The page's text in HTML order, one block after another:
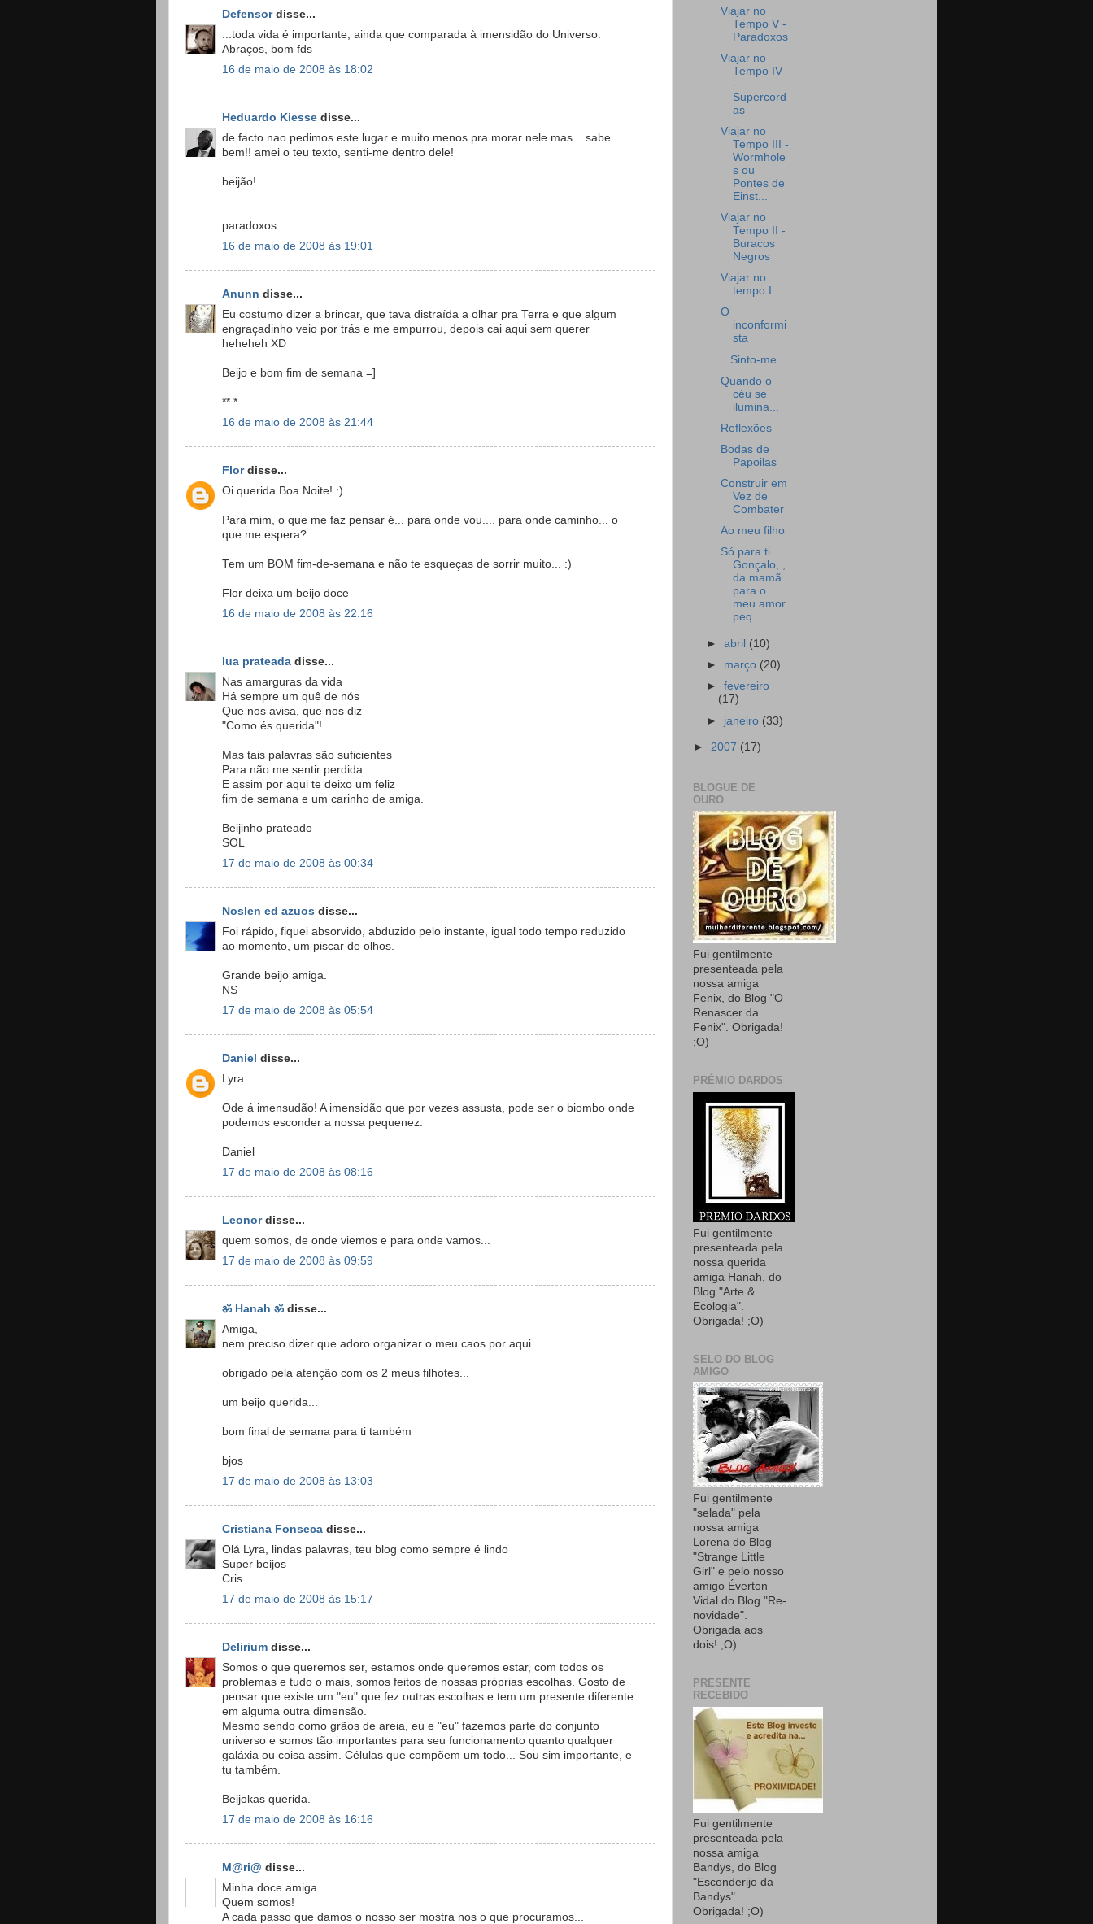
Defensordisse...
...toda vida é importante, ainda que comparada à imensidão do Universo.
Abraços, bom fds
16 de maio de 2008 às 18:02
Heduardo Kiesse disse...
de facto nao pedimos este lugar e muito menos pra morar nele mas... sabe
bem!! amei o teu texto, senti-me dentro dele!
beijão!
paradoxos
16 de maio de 2008 às 19:01
Anunn disse...
Eu costumo dizer a brincar, que tava distraída a olhar pra Terra e que algum
engraçadinho veio por trás e me empurrou, depois cai aqui sem querer
heheheh XD
Beijo e bom fim de semana =]
** *
16 de maio de 2008 às 21:44
Flordisse...
Oi querida Boa Noite! :)
Para mim, o que me faz pensar é... para onde vou.... para onde caminho... o
que me espera?...
Tem um BOM fim-de-semana e não te esqueças de sorrir muito... :)
Flor deixa um beijo doce
16 de maio de 2008 às 22:16
lua prateada disse...
Nas amarguras da vida
Há sempre um quê de nós
Que nos avisa, que nos diz
"Como és querida"!...
Mas tais palavras são suficientes
Para não me sentir perdida.
E assim por aqui te deixo um feliz
fim de semana e um carinho de amiga.
Beijinho prateado
SOL
17 de maio de 2008 às 00:34
Noslen ed azuos disse...
Foi rápido, fiquei absorvido, abduzido pelo instante, igual todo tempo reduzido
ao momento, um piscar de olhos.
Grande beijo amiga.
NS
17 de maio de 2008 às 05:54
Daniel disse...
Lyra
Ode á imensudão! A imensidão que por vezes assusta, pode ser o biombo onde
podemos esconder a nossa pequenez.
Daniel
17 de maio de 2008 às 08:16
Leonordisse...
quem somos, de onde viemos e para onde vamos...
17 de maio de 2008 às 09:59
ॐ Hanah ॐ disse...
Amiga,
nem preciso dizer que adoro organizar o meu caos por aqui...
obrigado pela atenção com os 2 meus filhotes...
um beijo querida...
bom final de semana para ti também
bjos
17 de maio de 2008 às 13:03
Cristiana Fonseca disse...
Olá Lyra, lindas palavras, teu blog como sempre é lindo
Super beijos
Cris
17 de maio de 2008 às 15:17
Delirium disse...
Somos o que queremos ser, estamos onde queremos estar, com todos os
problemas e tudo o mais, somos feitos de nossas próprias escolhas. Gosto de
pensar que existe um "eu" que fez outras escolhas e tem um presente diferente
em alguma outra dimensão.
Mesmo sendo como grãos de areia, eu e "eu" fazemos parte do conjunto
universo e somos tão importantes para seu funcionamento quanto qualquer
galáxia ou coisa assim. Células que compõem um todo... Sou sim importante, e
tu também.
Beijokas querida.
17 de maio de 2008 às 16:16
M@ri@ disse...
Minha doce amiga
Quem somos!
A cada passo que damos o nosso ser mostra nos o que procuramos...
Viajar no
Tempo V -
Paradoxos
Viajar no
Tempo IV
-
Supercord
as
Viajar no
Tempo III -
Wormhole
s ou
Pontes de
Einst...
Viajar no
Tempo II -
Buracos
Negros
Viajar no
tempo I
O
inconformi
sta
...Sinto-me...
Quando o
céu se
ilumina...
Reflexões
Bodas de
Papoilas
Construir em
Vez de
Combater
Ao meu filho
Só para ti
Gonçalo, ,
da mamã
para o
meu amor
peq...
►abril (10)
► março (20)
►fevereiro
(17)
► janeiro (33)
► 2007 (17)
BLOGUE DE
OURO
Fui gentilmente
presenteada pela
nossa amiga
Fenix, do Blog "O
Renascer da
Fenix". Obrigada!
;O)
PRÉMIO DARDOS
Fui gentilmente
presenteada pela
nossa querida
amiga Hanah, do
Blog "Arte &
Ecologia".
Obrigada! ;O)
SELO DO BLOG
AMIGO
Fui gentilmente
"selada" pela
nossa amiga
Lorena do Blog
"Strange Little
Girl" e pelo nosso
amigo Éverton
Vidal do Blog "Re-
novidade".
Obrigada aos
dois! ;O)
PRESENTE
RECEBIDO
Fui gentilmente
presenteada pela
nossa amiga
Bandys, do Blog
"Esconderijo da
Bandys".
Obrigada! ;O)